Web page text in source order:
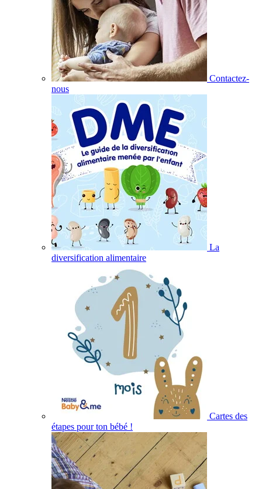
Contactez-
nous
La
diversification alimentaire
Cartes des
étapes pour ton bébé !